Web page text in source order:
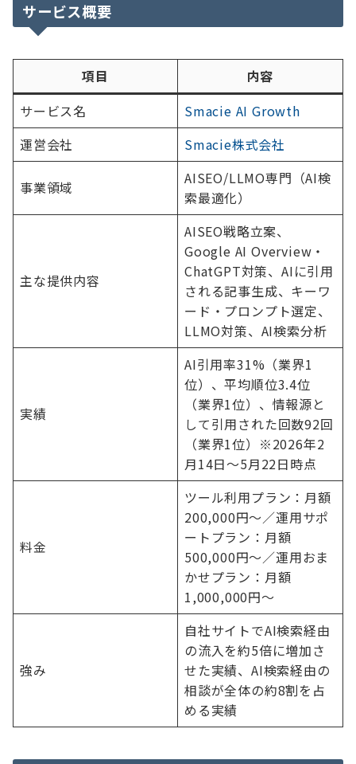
サービス概要
項目
内容
サービス名
Smacie AI Growth
運営会社
Smacie株式会社
事業領域
AISEO/LLMO専門（AI検
索最適化）
主な提供内容
AISEO戦略立案、
Google AI Overview・
ChatGPT対策、AIに引用
される記事生成、キーワ
ード・プロンプト選定、
LLMO対策、AI検索分析
実績
AI引用率31%（業界1
位）、平均順位3.4位
（業界1位）、情報源と
して引用された回数92回
（業界1位）※2026年2
月14日〜5月22日時点
料金
ツール利用プラン：月額
200,000円〜／運用サポ
ートプラン：月額
500,000円〜／運用おま
かせプラン：月額
1,000,000円〜
強み
自社サイトでAI検索経由
の流入を約5倍に増加さ
せた実績、AI検索経由の
相談が全体の約8割を占
める実績